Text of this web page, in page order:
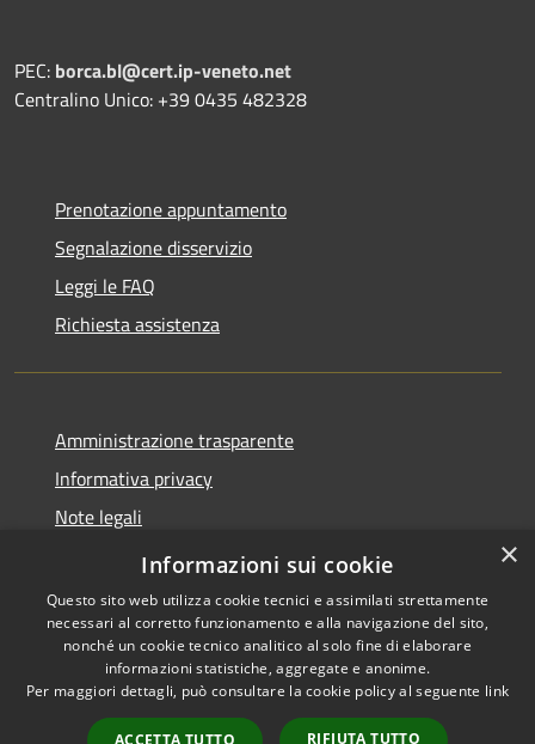
PEC: borca.bl@cert.ip-veneto.net
Centralino Unico: +39 0435 482328
Prenotazione appuntamento
Segnalazione disservizio
Leggi le FAQ
Richiesta assistenza
Amministrazione trasparente
Informativa privacy
Note legali
Dichiarazione di accessibilità
Accessibilità
Copyright © 2026 • Comune di
Borca di Cadore • Powered by
Municipium• Accesso
×
Informazioni sui cookie
Questo sito web utilizza cookie tecnici e assimilati strettamente
necessari al corretto funzionamento e alla navigazione del sito,
nonché un cookie tecnico analitico al solo fine di elaborare
informazioni statistiche, aggregate e anonime.
Per maggiori dettagli, può consultare la cookie policy al seguente link
ACCETTA TUTTO RIFIUTA TUTTO